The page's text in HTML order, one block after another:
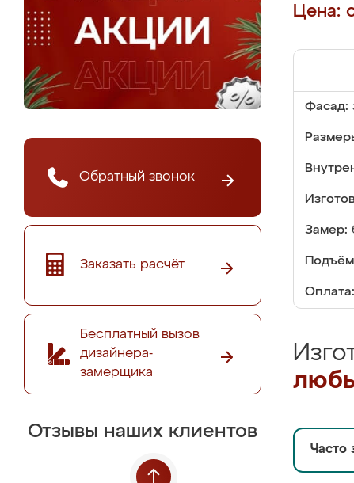
Обратный звонок
Заказать расчёт
Бесплатный вызов
дизайнера-
замерщика
Отзывы наших клиентов
Цена:
Фасад:
Замер:
Оплата:
Часто